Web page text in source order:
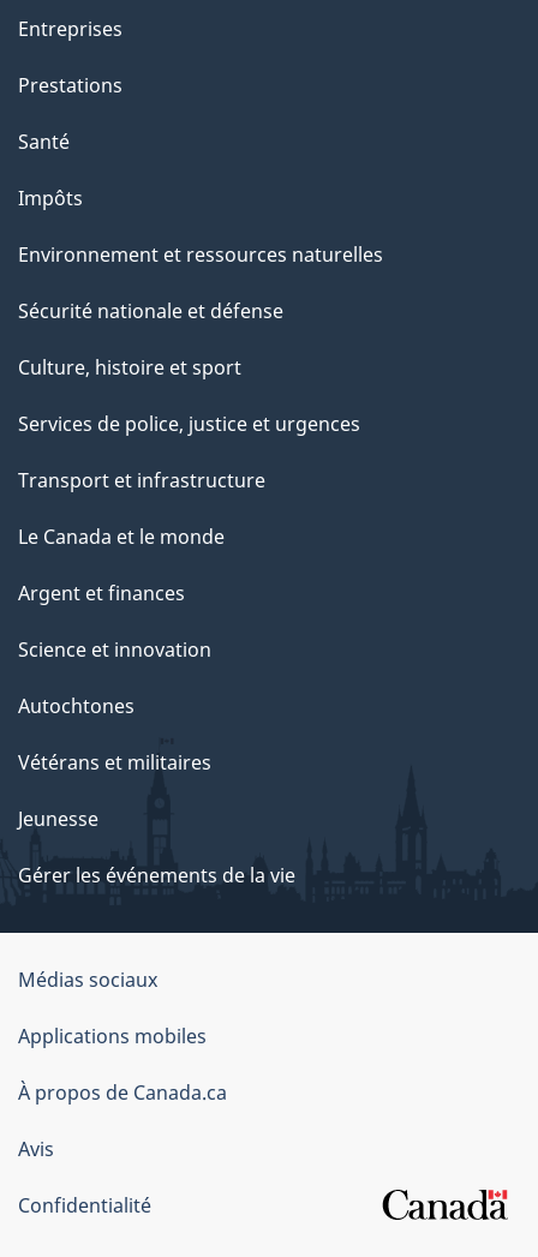
Entreprises
Prestations
Santé
Impôts
Environnement et ressources naturelles
Sécurité nationale et défense
Culture, histoire et sport
Services de police, justice et urgences
Transport et infrastructure
Le Canada et le monde
Argent et finances
Science et innovation
Autochtones
Vétérans et militaires
Jeunesse
Gérer les événements de la vie
Organisation
du
gouvernement
du
Canada
Médias sociaux
Applications mobiles
À propos de Canada.ca
Avis
Confidentialité